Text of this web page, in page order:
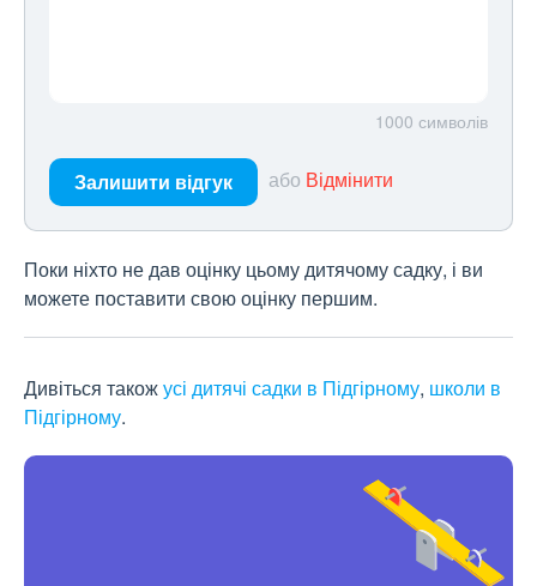
1000 символів
Залишити відгук або Відмінити
Поки ніхто не дав оцінку цьому дитячому садку, і ви
можете поставити свою оцінку першим.
Дивіться такожусі дитячі садки в Підгірному, школи в
Підгірному.